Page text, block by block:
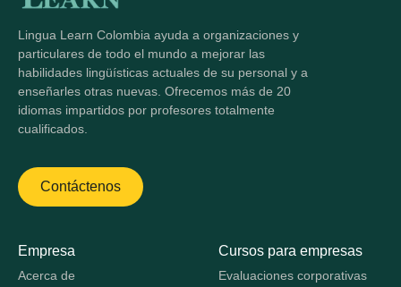
Lingua Learn Colombia ayuda a organizaciones y
particulares de todo el mundo a mejorar las
habilidades lingüísticas actuales de su personal y a
enseñarles otras nuevas. Ofrecemos más de 20
idiomas impartidos por profesores totalmente
cualificados.
Contáctenos
Empresa
Acerca de
Cursos para empresas
Evaluaciones corporativas